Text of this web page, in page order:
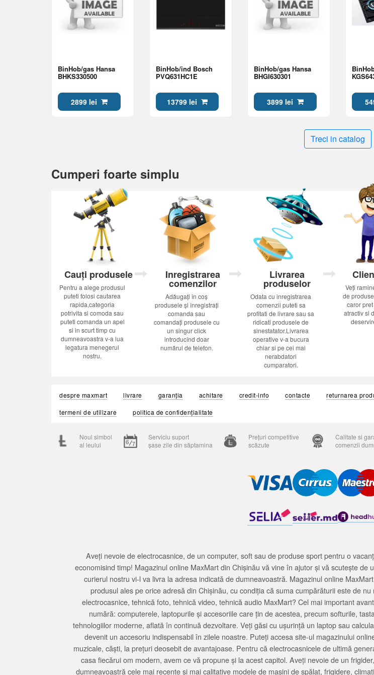
BinHob/gas Hansa
BHKS330500
2899 lei
BinHob/ind Bosch
PVQ631HC1E
13799 lei
BinHob/gas Hansa
BHGI630301
3899 lei
Treci in catalog
Cumperi foarte simplu
Cauți produsele
Pentru a alege produsul
puteti folosi cautarea
rapida,categoria
potrivita si comoda sau
puteti comanda un apel
si in scurt timp cu
dumneavoastra v-a lua
legatura menegerul
nostru.
Inregistrarea
comenzilor
Adăugați în coș
produsele și înregistrați
comanda sau
comandați produsele cu
un singur click
introducînd doar
numărul de telefon.
Livrarea
produselor
Odata cu inregistrarea
comenzii puteti sa
profitati de livrare sau sa
ridicati produsele de
sinestatator.Livrarea
operative v-a bucura
chiar si pe cei mai
nerabdatori
cumparatori.
Veți
de
caror
atractiv si
despre maxmart livrare garanția achitare credit-info contacte
returnarea
termeni de utilizare
politica de confidențialitate
Noul simbol
al leului
Serviciu suport
șase zile din săptamina
Prețuri competitive
scăzute
Calitate si
comenzii
Aveți nevoie de electrocasnice, de un computer, soft sau de produse sport pentru o
economisind timp! Magazinul online MaxMart din Chișinău vă vine în ajutor și vă scutește
curierul nostru vi-l va livra la adresa indicată de dumneavoastră. Magazinul online
produsul ales pe orice adresă din Chișinău, cu condiția că suma cumpărăturii este de
electrocasnice, tehnică foto, tehnică video, tehnică audio MaxMart? Cel mai important
numără: computerele, laptopurile și accesoriile care țin de acestea, precum softurile,
tehnologiilor moderne, aflată în continuă dezvoltare. Veți găsi cu ușurință un laptop sau
devenit un accesoriu indispensabil în zilele noastre. Puteți accesa site-ul magazinului
muzicale, căști, la prețuri deosebit de avantajoase. Pentru că electrocasnicele de ultimă
casa fiecărui om modern, avem ce vă propune și la acest capitol. Aveți nevoie de un
dumneavoastră cele mai recente și mai calitative modele de mașini de spălat, frigidere,